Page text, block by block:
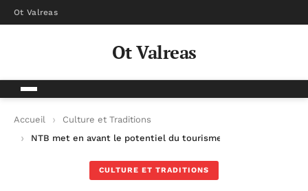
Ot Valreas
Ot Valreas
Accueil
Culture et Traditions
NTB met en avant le potentiel du tourisme, de la
CULTURE ET TRADITIONS